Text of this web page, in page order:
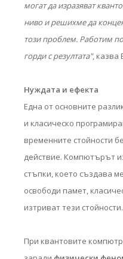
могат да изразяват
ниво и решихме да
този проблем. Работим
горди с резултата", казва
Нуждата и ефекта
Една от основните
и класическо
временните стойности
действие. Компютърът
стъпки, което създава
освободи памет,
изтриват тези стойности.
При квантовите